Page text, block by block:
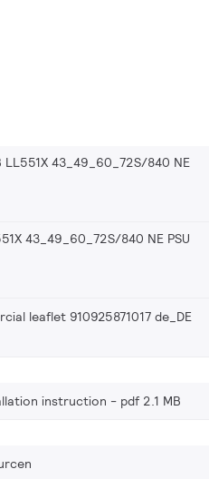
LL551X 43_49_60_72S/840 NE
43_49_60_72S/840 NE PSU
leaflet 910925871017 de_DE
instruction pdf 2.1 MB